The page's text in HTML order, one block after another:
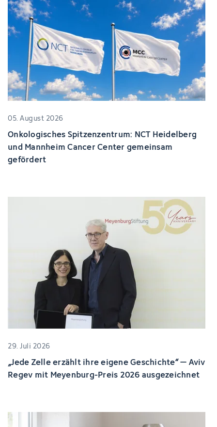
05. August 2026
Onkologisches Spitzenzentrum: NCT Heidelberg
und Mannheim Cancer Center gemeinsam
gefördert
29. Juli 2026
„Jede Zelle erzählt ihre eigene Geschichte“ – Aviv
Regev mit Meyenburg-Preis 2026 ausgezeichnet